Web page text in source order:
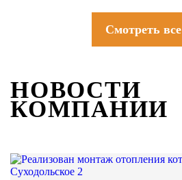
Смотреть все
НОВОСТИ
КОМПАНИИ